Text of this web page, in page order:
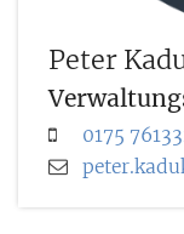
Peter
0175